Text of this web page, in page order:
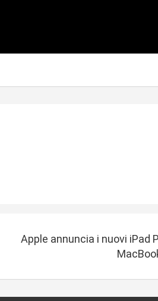
Apple annuncia i nuovi iPad